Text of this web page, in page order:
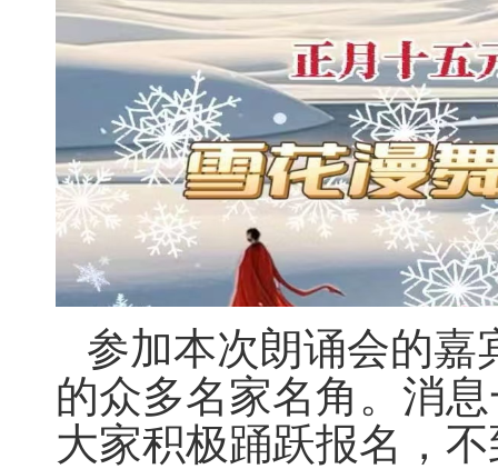
参加本次朗诵会的嘉
的众多名家名角。消
大家积极踊跃报名，